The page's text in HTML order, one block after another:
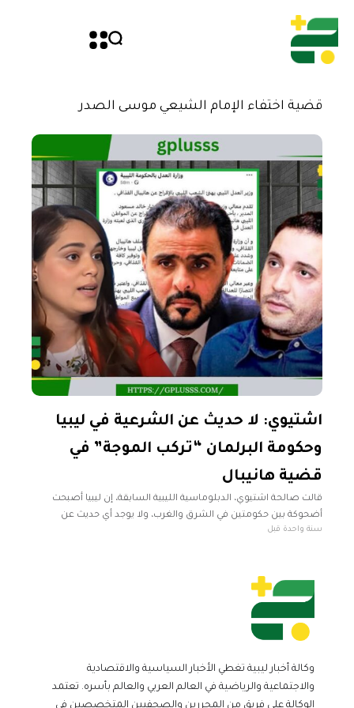
قضية اختفاء الإمام الشيعي موسى الصدر
اشتيوي: لا حديث عن الشرعية في ليبيا
وحكومة البرلمان “تركب الموجة” في
قضية هانيبال
قالت صالحة اشتيوي، الدبلوماسية الليبية السابقة، إن ليبيا أصبحت
أضحوكة بين حكومتين في الشرق والغرب، ولا يوجد أي حديث عن
الشرعية. وأضافت اشتيوي، خلال تصريحات تلفزيونية لفضائية "فرانس
سنة واحدة قبل
وكالة أخبار ليبية تغطي الأخبار السياسية والاقتصادية
والاجتماعية والرياضية في العالم العربي والعالم بأسره. تعتمد
الوكالة على فريق من المحررين والصحفيين المتخصصين في